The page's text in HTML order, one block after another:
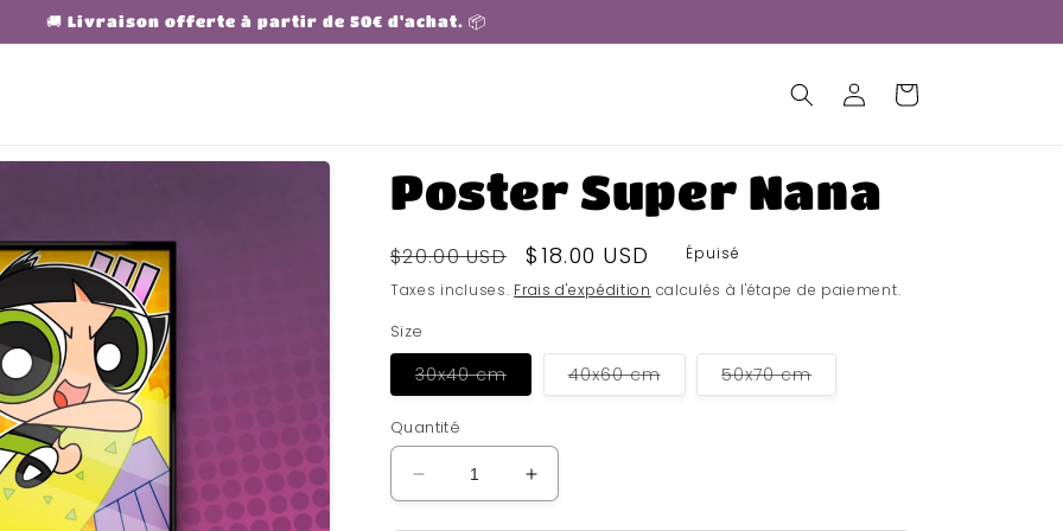
🚚 Livraison offerte à partir de 50€ d'achat. 📦
ConnexionPanier
Poster Super Nana
Prix
habituel
$20.00 USD
Prix
soldé
$18.00 USD
Épuisé
Taxes incluses. Frais d'expédition calculés à l'étape de paiement.
Size
30x40 cmVariante
épuisée
40x60 cmVariante
épuisée
50x70 cmVariante
épuisée
Quantité
Réduire
la
Augmenter
la